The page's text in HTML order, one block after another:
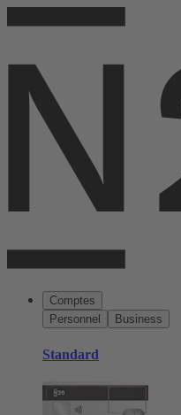
Comptes
Personnel
Business
Standard